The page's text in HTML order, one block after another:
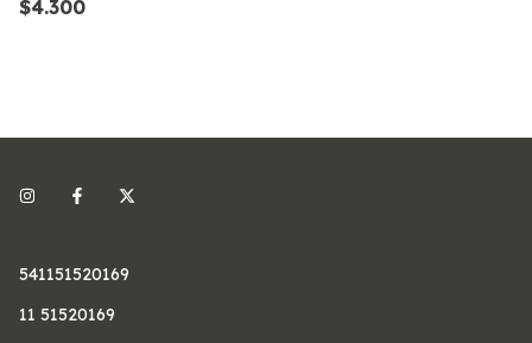
$4.300
541151520169
11 51520169